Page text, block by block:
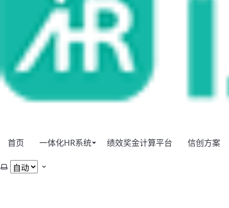
首页 一体化HR系统 绩效奖金计算平台 信创方案
选择主题